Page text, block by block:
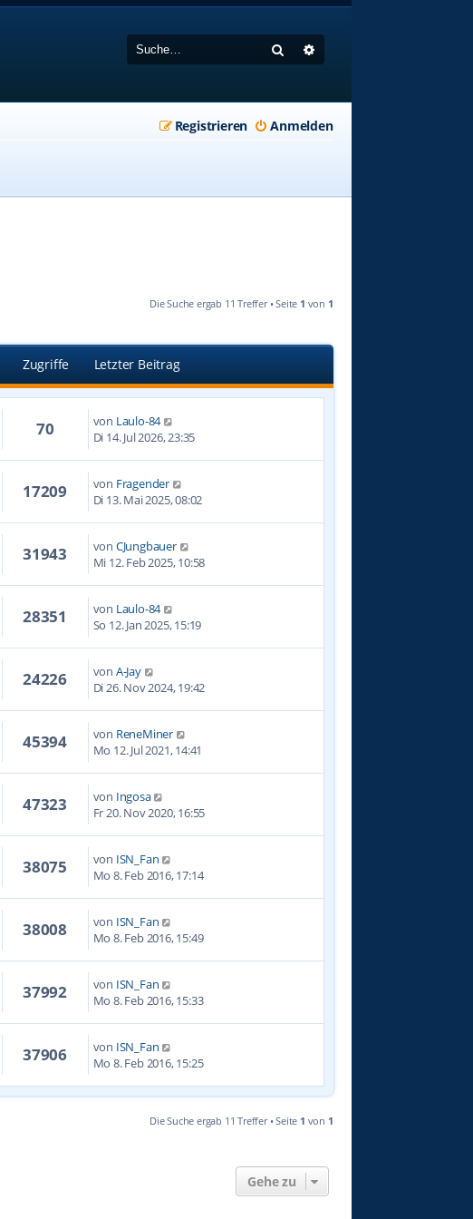
Suche
Anmelden
Registrieren
Die Suche ergab 11 Treffer • Seite 1 von 1
Zugriffe Letzter Beitrag
70 von Laulo-84
Di 14. Jul 2026, 23:35
17209 von Fragender
Di 13. Mai 2025, 08:02
31943 von CJungbauer
Mi 12. Feb 2025, 10:58
28351 von Laulo-84
So 12. Jan 2025, 15:19
24226 von A-Jay
Di 26. Nov 2024, 19:42
45394 von ReneMiner
Mo 12. Jul 2021, 14:41
47323 von Ingosa
Fr 20. Nov 2020, 16:55
38075 von ISN_Fan
Mo 8. Feb 2016, 17:14
38008 von ISN_Fan
Mo 8. Feb 2016, 15:49
37992 von ISN_Fan
Mo 8. Feb 2016, 15:33
37906 von ISN_Fan
Mo 8. Feb 2016, 15:25
Die Suche ergab 11 Treffer • Seite 1 von 1
Gehe zu